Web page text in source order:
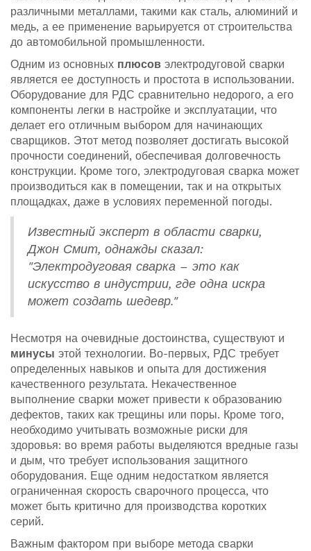
различными металлами, такими как сталь, алюминий и
медь, а ее применение варьируется от строительства
до автомобильной промышленности.
Одним из основных плюсов электродуговой сварки
является ее доступность и простота в использовании.
Оборудование для РДС сравнительно недорого, а его
компоненты легки в настройке и эксплуатации, что
делает его отличным выбором для начинающих
сварщиков. Этот метод позволяет достигать высокой
прочности соединений, обеспечивая долговечность
конструкции. Кроме того, электродуговая сварка может
производиться как в помещении, так и на открытых
площадках, даже в условиях переменной погоды.
Известный эксперт в области сварки,
Джон Смит, однажды сказал:
"Электродуговая сварка – это как
искусство в индустрии, где одна искра
может создать шедевр."
Несмотря на очевидные достоинства, существуют и
минусы этой технологии. Во-первых, РДС требует
определенных навыков и опыта для достижения
качественного результата. Некачественное
выполнение сварки может привести к образованию
дефектов, таких как трещины или поры. Кроме того,
необходимо учитывать возможные риски для
здоровья: во время работы выделяются вредные газы
и дым, что требует использования защитного
оборудования. Еще одним недостатком является
ограниченная скорость сварочного процесса, что
может быть критично для производства коротких
серий.
Важным фактором при выборе метода сварки